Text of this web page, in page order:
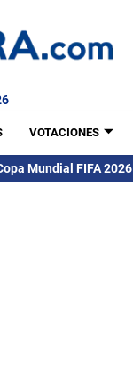
VOTACIONES
Mundial FIFA 2026